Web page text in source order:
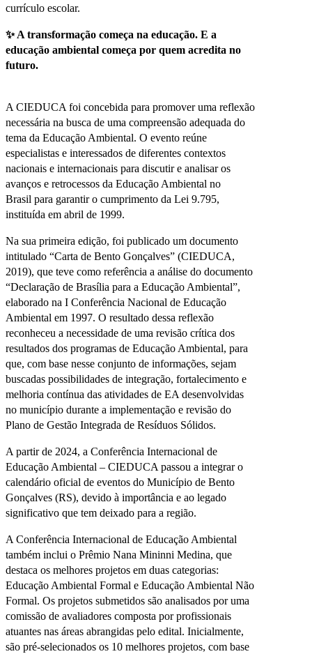
currículo escolar.
✨ A transformação começa na educação. E a
educação ambiental começa por quem acredita no
futuro.
A CIEDUCA foi concebida para promover uma reflexão
necessária na busca de uma compreensão adequada do
tema da Educação Ambiental. O evento reúne
especialistas e interessados de diferentes contextos
nacionais e internacionais para discutir e analisar os
avanços e retrocessos da Educação Ambiental no
Brasil para garantir o cumprimento da Lei 9.795,
instituída em abril de 1999.
Na sua primeira edição, foi publicado um documento
intitulado “Carta de Bento Gonçalves” (CIEDUCA,
2019), que teve como referência a análise do documento
“Declaração de Brasília para a Educação Ambiental”,
elaborado na I Conferência Nacional de Educação
Ambiental em 1997. O resultado dessa reflexão
reconheceu a necessidade de uma revisão crítica dos
resultados dos programas de Educação Ambiental, para
que, com base nesse conjunto de informações, sejam
buscadas possibilidades de integração, fortalecimento e
melhoria contínua das atividades de EA desenvolvidas
no município durante a implementação e revisão do
Plano de Gestão Integrada de Resíduos Sólidos.
A partir de 2024, a Conferência Internacional de
Educação Ambiental – CIEDUCA passou a integrar o
calendário oficial de eventos do Município de Bento
Gonçalves (RS), devido à importância e ao legado
significativo que tem deixado para a região.
A Conferência Internacional de Educação Ambiental
também inclui o Prêmio Nana Mininni Medina, que
destaca os melhores projetos em duas categorias:
Educação Ambiental Formal e Educação Ambiental Não
Formal. Os projetos submetidos são analisados por uma
comissão de avaliadores composta por profissionais
atuantes nas áreas abrangidas pelo edital. Inicialmente,
são pré-selecionados os 10 melhores projetos, com base